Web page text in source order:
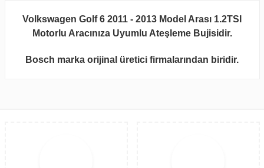
Volkswagen Golf 6 2011 - 2013 Model Arası 1.2TSI
Motorlu Aracınıza Uyumlu Ateşleme Bujisidir.
Bosch marka orijinal üretici firmalarından biridir.